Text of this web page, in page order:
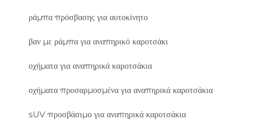
ράμπα πρόσβασης για αυτοκίνητο
βαν με ράμπα για αναπηρικό καροτσάκι
οχήματα για αναπηρικά καροτσάκια
οχήματα προσαρμοσμένα για αναπηρικά καροτσάκια
sUV προσβάσιμο για αναπηρικά καροτσάκια